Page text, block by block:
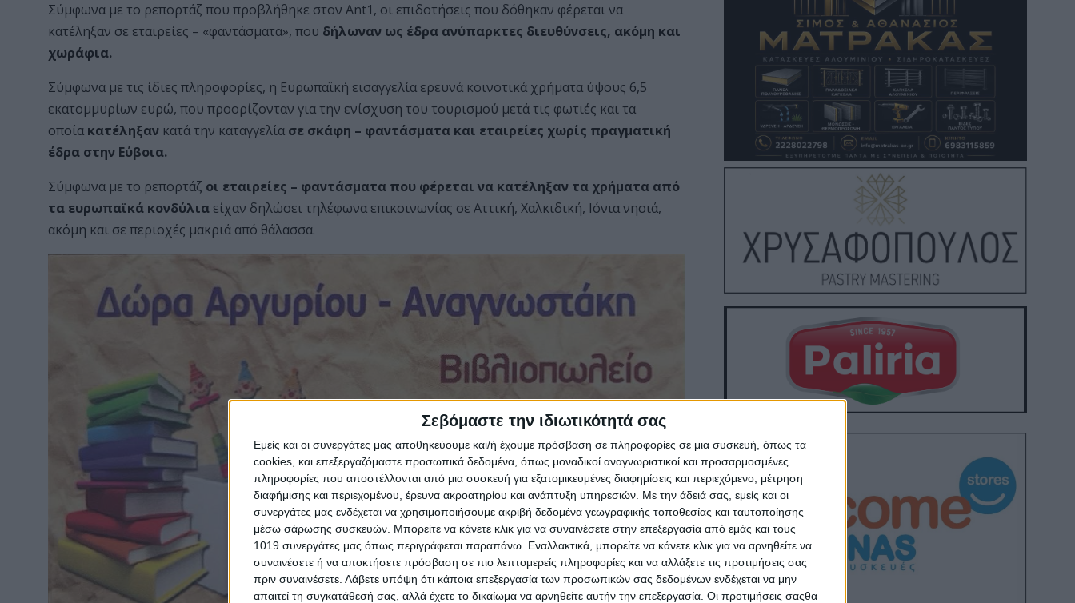
Σεβόμαστε την ιδιωτικότητά σας
Εμείς και οι συνεργάτες μας αποθηκεύουμε και/ή έχουμε πρόσβαση σε πληροφορίες σε μια συσκευή, όπως τα
cookies, και επεξεργαζόμαστε προσωπικά δεδομένα, όπως μοναδικοί αναγνωριστικοί και προσαρμοσμένες
πληροφορίες που αποστέλλονται από μια συσκευή για εξατομικευμένες διαφημίσεις και περιεχόμενο, μέτρηση
διαφήμισης και περιεχομένου, έρευνα ακροατηρίου και ανάπτυξη υπηρεσιών. Με την άδειά σας, εμείς και οι
συνεργάτες μας ενδέχεται να χρησιμοποιήσουμε ακριβή δεδομένα γεωγραφικής τοποθεσίας και ταυτοποίησης
μέσω σάρωσης συσκευών. Μπορείτε να κάνετε κλικ για να συναινέσετε στην επεξεργασία από εμάς και τους
1019 συνεργάτες μας όπως περιγράφεται παραπάνω. Εναλλακτικά, μπορείτε να κάνετε κλικ για να αρνηθείτε να
συναινέσετε ή να αποκτήσετε πρόσβαση σε πιο λεπτομερείς πληροφορίες και να αλλάξετε τις προτιμήσεις σας
πριν συναινέσετε. Λάβετε υπόψη ότι κάποια επεξεργασία των προσωπικών σας δεδομένων ενδέχεται να μην
απαιτεί τη συγκατάθεσή σας, αλλά έχετε το δικαίωμα να αρνηθείτε αυτήν την επεξεργασία. Οι προτιμήσεις σαςθα
Σύμφωνα με το ρεπορτάζ που προβλήθηκε στον Ant1, οι επιδοτήσεις που δόθηκαν φέρεται να
κατέληξαν σε εταιρείες – «φαντάσματα», που δήλωναν ως έδρα ανύπαρκτες διευθύνσεις, ακόμη και
χωράφια.
Σύμφωνα με τις ίδιες πληροφορίες, η Ευρωπαϊκή εισαγγελία ερευνά κοινοτικά χρήματα ύψους 6,5
εκατομμυρίων ευρώ, που προορίζονταν για την ενίσχυση του τουρισμού μετά τις φωτιές και τα
οποία κατέληξαν κατά την καταγγελία σε σκάφη – φαντάσματα και εταιρείες χωρίς πραγματική
έδρα στην Εύβοια.
Σύμφωνα με το ρεπορτάζ οι εταιρείες – φαντάσματα που φέρεται να κατέληξαν τα χρήματα από
τα ευρωπαϊκά κονδύλια είχαν δηλώσει τηλέφωνα επικοινωνίας σε Αττική, Χαλκιδική, Ιόνια νησιά,
ακόμη και σε περιοχές μακριά από θάλασσα.